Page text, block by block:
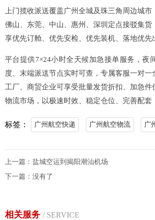
上门揽收派送覆盖广州全城及珠三角周边城
佛山、东莞、中山、惠州、深圳定点接驳集
享优先订舱、优先安检、优先装机、落地优
平台提供7×24小时全天候加急接单服务，
度、末端派送节点实时可查，专属客服一对
工厂、商贸企业可享受批量发货折扣、加急
物流市场，以极速时效、稳定仓位、完善配
标签： 广州航空快递 广州航空物流 广
上一篇： 盐城空运到揭阳潮汕机场
下一篇：没有了
相关服务 / SERVICE